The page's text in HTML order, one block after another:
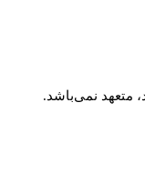
متعهد نمی‌باشد.